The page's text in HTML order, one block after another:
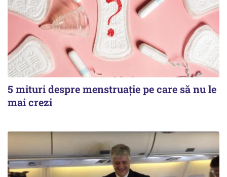
5 mituri despre menstruație pe care să nu le
mai crezi